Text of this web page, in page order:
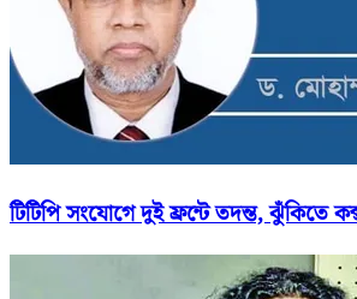
টিটিপি সংযোগে দুই ফ্রন্টে তদন্ত, ঝুঁকিতে